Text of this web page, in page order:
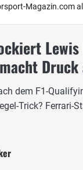
Magazin.com
Druck
dem F1-
Trick? Ferrari-